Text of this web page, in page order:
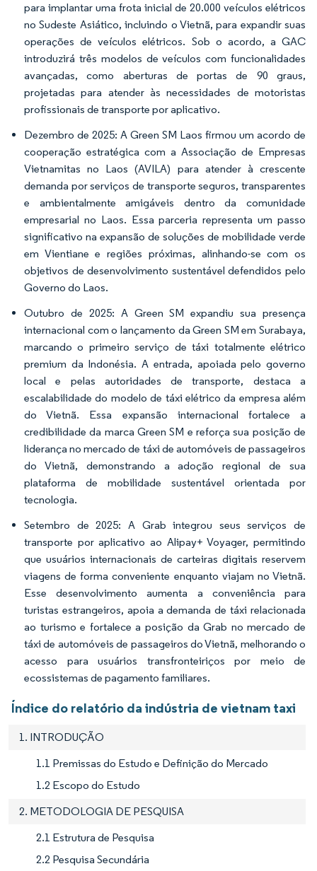
para implantar uma frota inicial de 20.000 veículos elétricos
no Sudeste Asiático, incluindo o Vietnã, para expandir suas
operações de veículos elétricos. Sob o acordo, a GAC
introduzirá três modelos de veículos com funcionalidades
avançadas, como aberturas de portas de 90 graus,
projetadas para atender às necessidades de motoristas
profissionais de transporte por aplicativo.
Dezembro de 2025: A Green SM Laos firmou um acordo de
cooperação estratégica com a Associação de Empresas
Vietnamitas no Laos (AVILA) para atender à crescente
demanda por serviços de transporte seguros, transparentes
e ambientalmente amigáveis dentro da comunidade
empresarial no Laos. Essa parceria representa um passo
significativo na expansão de soluções de mobilidade verde
em Vientiane e regiões próximas, alinhando-se com os
objetivos de desenvolvimento sustentável defendidos pelo
Governo do Laos.
Outubro de 2025: A Green SM expandiu sua presença
internacional com o lançamento da Green SM em Surabaya,
marcando o primeiro serviço de táxi totalmente elétrico
premium da Indonésia. A entrada, apoiada pelo governo
local e pelas autoridades de transporte, destaca a
escalabilidade do modelo de táxi elétrico da empresa além
do Vietnã. Essa expansão internacional fortalece a
credibilidade da marca Green SM e reforça sua posição de
liderança no mercado de táxi de automóveis de passageiros
do Vietnã, demonstrando a adoção regional de sua
plataforma de mobilidade sustentável orientada por
tecnologia.
Setembro de 2025: A Grab integrou seus serviços de
transporte por aplicativo ao Alipay+ Voyager, permitindo
que usuários internacionais de carteiras digitais reservem
viagens de forma conveniente enquanto viajam no Vietnã.
Esse desenvolvimento aumenta a conveniência para
turistas estrangeiros, apoia a demanda de táxi relacionada
ao turismo e fortalece a posição da Grab no mercado de
táxi de automóveis de passageiros do Vietnã, melhorando o
acesso para usuários transfronteiriços por meio de
ecossistemas de pagamento familiares.
Índice do relatório da indústria de vietnam taxi
1. INTRODUÇÃO
1.1 Premissas do Estudo e Definição do Mercado
1.2 Escopo do Estudo
2. METODOLOGIA DE PESQUISA
2.1 Estrutura de Pesquisa
2.2 Pesquisa Secundária